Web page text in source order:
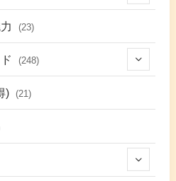
(23)
(248)
) (21)